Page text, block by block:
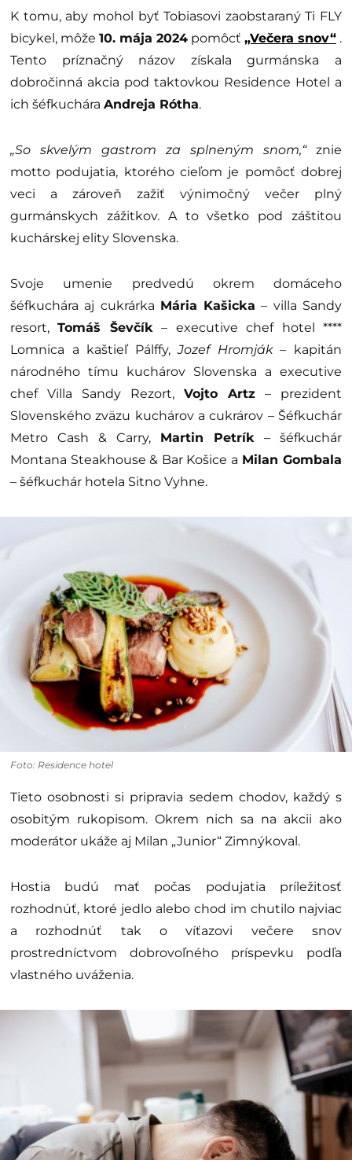
K tomu, aby mohol byť Tobiasovi zaobstaraný Ti FLY
bicykel, môže 10. mája 2024 pomôcť „Večera snov“ .
Tento príznačný názov získala gurmánska a
dobročinná akcia pod taktovkou Residence Hotel a
ich šéfkuchára Andreja Rótha.
„So skvelým gastrom za splneným snom,“znie
motto podujatia, ktorého cieľom je pomôcť dobrej
veci a zároveň zažiť výnimočný večer plný
gurmánskych zážitkov. A to všetko pod záštitou
kuchárskej elity Slovenska.
Svoje umenie predvedú okrem domáceho
šéfkuchára aj cukrárka Mária Kašicka – villa Sandy
resort,Tomáš Ševčík– executive chef hotel ****
Lomnica a kaštieľ Pálffy,Jozef Hromják– kapitán
národného tímu kuchárov Slovenska a executive
chef Villa Sandy Rezort, Vojto Artz – prezident
Slovenského zväzu kuchárov a cukrárov – Šéfkuchár
Metro Cash & Carry, Martin Petrík – šéfkuchár
Montana Steakhouse & Bar Košice a Milan Gombala
– šéfkuchár hotela Sitno Vyhne.
Foto: Residence hotel
Tieto osobnosti si pripravia sedem chodov, každý s
osobitým rukopisom. Okrem nich sa na akcii ako
moderátor ukáže aj Milan „Junior“ Zimnýkoval.
Hostia budú mať počas podujatia príležitosť
rozhodnúť, ktoré jedlo alebo chod im chutilo najviac
a rozhodnúť tak o víťazovi večere snov
prostredníctvom dobrovoľného príspevku podľa
vlastného uváženia.